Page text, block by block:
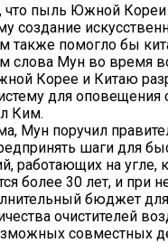
что пыль Южной Кореи
создание
помогло бы
слова Мун во время
Корее и Китаю
для оповещения
Ким.
Мун поручил
шаги для
работающих на угле,
более 30 лет, и при
бюджет для
очистителей
совместных